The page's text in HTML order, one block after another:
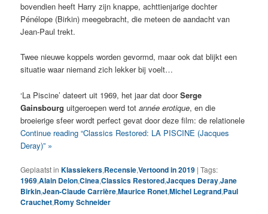
bovendien heeft Harry zijn knappe, achttienjarige dochter
Pénélope (Birkin) meegebracht, die meteen de aandacht van
Jean-Paul trekt.
Twee nieuwe koppels worden gevormd, maar ook dat blijkt een
situatie waar niemand zich lekker bij voelt…
‘La Piscine’ dateert uit 1969, het jaar dat doorSerge
Gainsbourg uitgeroepen werd totannée erotique, en die
broeierige sfeer wordt perfect gevat door deze film: de relationele
Continue reading “Classics Restored: LA PISCINE (Jacques
Deray)” »
Geplaatst in Klassiekers,Recensie,Vertoond in 2019 |Tags:
1969,Alain Delon,Cinea,Classics Restored,Jacques Deray,Jane
Birkin,Jean-Claude Carrière,Maurice Ronet,Michel Legrand,Paul
Crauchet,Romy Schneider